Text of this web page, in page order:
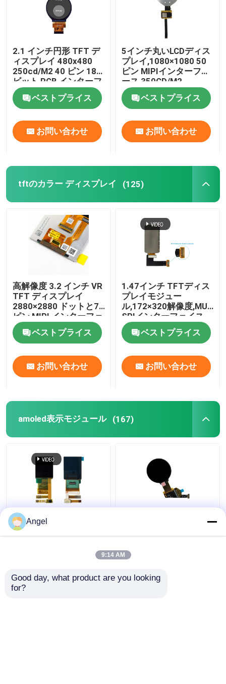
2.1 インチ円形 TFT デ
ィスプレイ 480x480
250cd/M2 40 ピン 18
ビット RGB インターフ
ェイス
ベストプライス
お問い合わせ
5インチ丸いLCDディス
プレイ,1080×1080 50
ピン MIPIインターフェ
ース 350CD/M2
ベストプライス
お問い合わせ
tftのカラー ディスプレイ (125)
高解像度 3.2 インチ VR
TFT ディスプレイ
2880×2880 ドットと70
ピン MIPI インターフェ
イス 明るさ 190c/d
ベストプライス
お問い合わせ
1.47インチ TFTディス
プレイモジュー
ル,172×320解像度,MUC
SPIインターフェイス
600 CD/M2
ベストプライス
お問い合わせ
amoled表示モジュール (167)
1.45インチ AMOLEDデ
ィスプレイモジュール,
ンMIPIインターフェー
ス オレッドタッチスク
1.39インチ高解像度オ
ーフェイス,RM69080IC
ドライブ
Angel
9:14 AM
Good day, what product are you looking
for?